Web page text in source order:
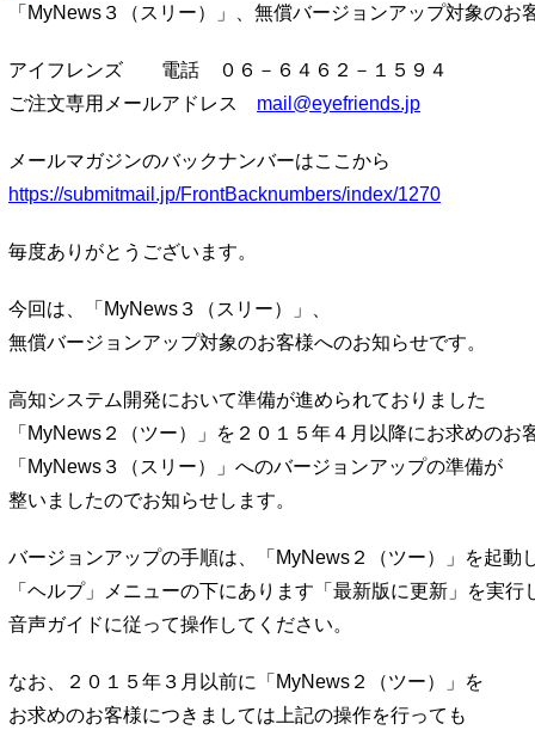
「MyNews３（スリー）」、無償バージョンアップ対象のお
アイフレンズ 電話 ０６－６４６２－１５９４
ご注文専用メールアドレス mail@eyefriends.jp
メールマガジンのバックナンバーはここから
https://submitmail.jp/FrontBacknumbers/index/1270
毎度ありがとうございます。
今回は、「MyNews３（スリー）」、
無償バージョンアップ対象のお客様へのお知らせです。
高知システム開発において準備が進められておりました
「MyNews２（ツー）」を２０１５年４月以降にお求めのお
「MyNews３（スリー）」へのバージョンアップの準備が
整いましたのでお知らせします。
バージョンアップの手順は、「MyNews２（ツー）」を起動
「ヘルプ」メニューの下にあります「最新版に更新」を実行
音声ガイドに従って操作してください。
なお、２０１５年３月以前に「MyNews２（ツー）」を
お求めのお客様につきましては上記の操作を行っても